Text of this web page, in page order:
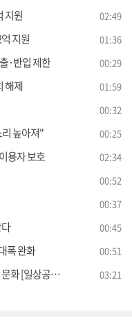
지원 02:49
지원 01:36
·반입 제한 00:29
해제 01:59
00:32
높아져" 00:25
용자 보호 02:34
00:52
00:37
00:45
폭 완화 00:51
일상공감365] 03:21